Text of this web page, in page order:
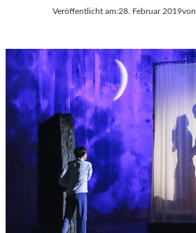
Veröffentlicht am:28. Februar 2019von